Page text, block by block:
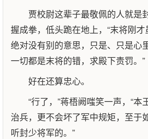
贾校尉这辈子最敬佩的人就是
握成拳，低头跪在地上，“末将刚
绝对没有别的意思，只是、只是心
一切都是末将的错，求殿下责罚。”
好在还算忠心。
“行了，”蒋梧阙嗤笑一声，“本
治兵，更不会坏了军中规矩，至于
听封少将军的。”